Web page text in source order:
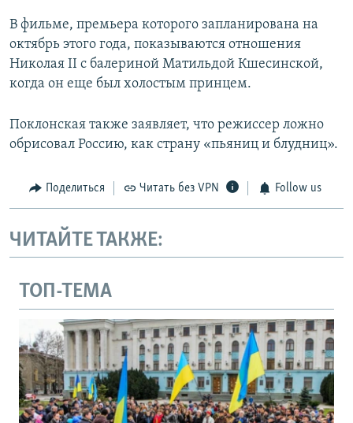
В фильме, премьера которого запланирована на
октябрь этого года, показываются отношения
Николая II с балериной Матильдой Кшесинской,
когда он еще был холостым принцем.
Поклонская также заявляет, что режиссер ложно
обрисовал Россию, как страну «пьяниц и блудниц».
Поделиться Читать без VPN Follow us
ЧИТАЙТЕ ТАКЖЕ:
ТОП-ТЕМА